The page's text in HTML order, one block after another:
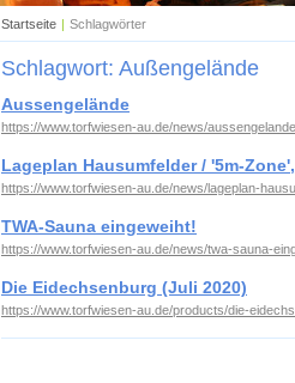
Startseite | Schlagwörter
Schlagwort: Außengelände
Aussengelände
https://www.torfwiesen-au.de/news/
Lageplan Hausumfelder / '5m-
https://www.torfwiesen-au.de/news/lageplan-
TWA-Sauna eingeweiht!
https://www.torfwiesen-au.de/news/twa-sauna-
Die Eidechsenburg (Juli 2020)
https://www.torfwiesen-au.de/products/die-